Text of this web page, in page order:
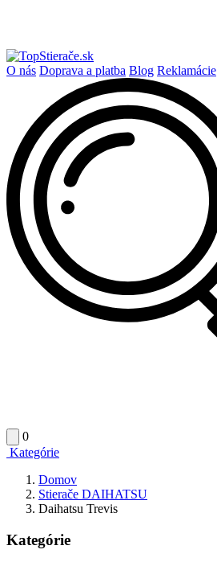
O nás Doprava a platba Blog Reklamácie
0
Kategórie
Domov
Stierače DAIHATSU
Daihatsu Trevis
Kategórie